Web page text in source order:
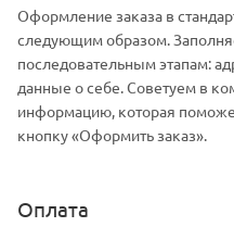
Оформление заказа в
следующим образом.
последовательным этапам:
данные о себе. Советуем в
информацию, которая
кнопку «Оформить заказ».
Оплата